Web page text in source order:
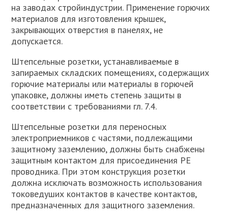
на заводах стройиндустрии. Применение горючих
материалов для изготовления крышек,
закрывающих отверстия в панелях, не
допускается.
Штепсельные розетки, устанавливаемые в
запираемых складских помещениях, содержащих
горючие материалы или материалы в горючей
упаковке, должны иметь степень защиты в
соответствии с требованиями гл. 7.4.
Штепсельные розетки для переносных
электроприемников с частями, подлежащими
защитному заземлению, должны быть снабжены
защитным контактом для присоединения РЕ
проводника. При этом конструкция розетки
должна исключать возможность использования
токоведуших контактов в качестве контактов,
предназначенных для защитного заземления.